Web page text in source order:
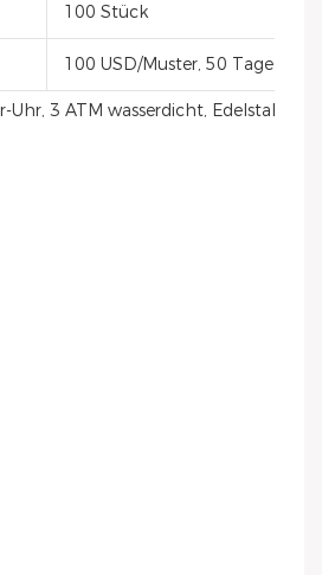
100 Stück
100 USD/Muster, 50 Tage